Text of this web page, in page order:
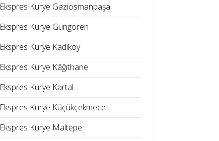
Ekspres Kurye Gaziosmanpaşa
Ekspres Kurye Güngören
Ekspres Kurye Kadıköy
Ekspres Kurye Kâğıthane
Ekspres Kurye Kartal
Ekspres Kurye Küçükçekmece
Ekspres Kurye Maltepe